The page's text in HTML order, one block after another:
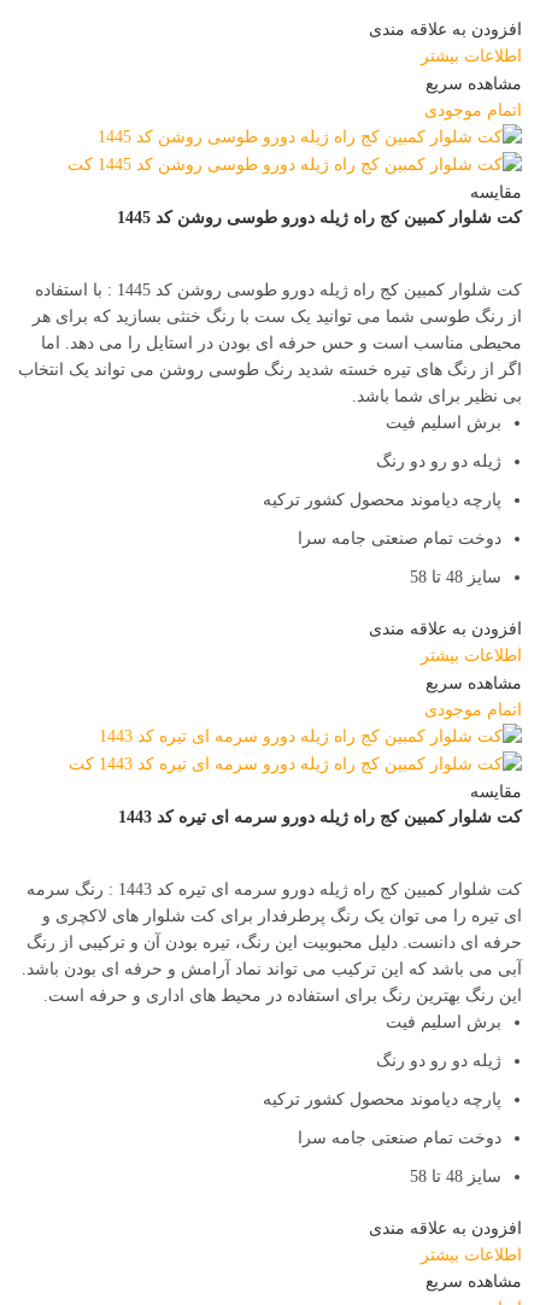
افزودن به علاقه مندی
اطلاعات بیشتر
مشاهده سریع
اتمام موجودی
مقایسه
کت شلوار کمبین کج راه ژیله دورو طوسی روشن کد 1445
کت شلوار کمبین کج راه ژیله دورو طوسی روشن کد 1445 : با استفاده
از رنگ طوسی شما می توانید یک ست با رنگ خنثی بسازید که برای هر
محیطی مناسب است و حس حرفه ای بودن در استایل را می دهد. اما
اگر از رنگ های تیره خسته شدید رنگ طوسی روشن می تواند یک انتخاب
بی نظیر برای شما باشد.
برش اسلیم فیت
ژیله دو رو دو رنگ
پارچه دیاموند محصول کشور ترکیه
دوخت تمام صنعتی جامه سرا
سایز 48 تا 58
افزودن به علاقه مندی
اطلاعات بیشتر
مشاهده سریع
اتمام موجودی
مقایسه
کت شلوار کمبین کج راه ژیله دورو سرمه ای تیره کد 1443
کت شلوار کمبین کج راه ژیله دورو سرمه ای تیره کد 1443 : رنگ سرمه
ای تیره را می توان یک رنگ پرطرفدار برای کت شلوار های لاکچری و
حرفه ای دانست. دلیل محبوبیت این رنگ، تیره بودن آن و ترکیبی از رنگ
آبی می باشد که این ترکیب می تواند نماد آرامش و حرفه ای بودن باشد.
این رنگ بهترین رنگ برای استفاده در محیط های اداری و حرفه است.
برش اسلیم فیت
ژیله دو رو دو رنگ
پارچه دیاموند محصول کشور ترکیه
دوخت تمام صنعتی جامه سرا
سایز 48 تا 58
افزودن به علاقه مندی
اطلاعات بیشتر
مشاهده سریع